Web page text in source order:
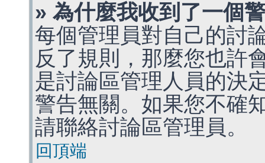
» 為什麼我收到了一個
每個管理員對自己的討
反了規則，那麼您也許
是討論區管理人員的決
警告無關。如果您不確
請聯絡討論區管理員。
回頂端